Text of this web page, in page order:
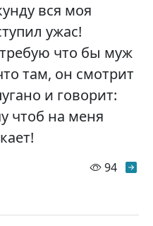
вся моя
ужас!
что бы муж
там, он смотрит
и говорит:
чтоб на меня
94